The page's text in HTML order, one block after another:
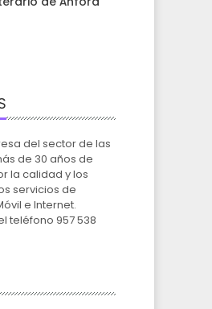
del sector de las
de 30 años de
la calidad y los
servicios de
e Internet.
teléfono 957 538